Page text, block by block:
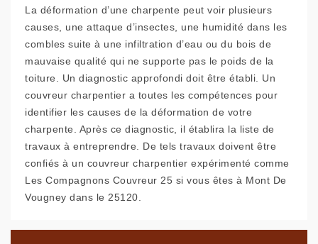
La déformation d’une charpente peut voir plusieurs
causes, une attaque d’insectes, une humidité dans les
combles suite à une infiltration d’eau ou du bois de
mauvaise qualité qui ne supporte pas le poids de la
toiture. Un diagnostic approfondi doit être établi. Un
couvreur charpentier a toutes les compétences pour
identifier les causes de la déformation de votre
charpente. Après ce diagnostic, il établira la liste de
travaux à entreprendre. De tels travaux doivent être
confiés à un couvreur charpentier expérimenté comme
Les Compagnons Couvreur 25 si vous êtes à Mont De
Vougney dans le 25120.